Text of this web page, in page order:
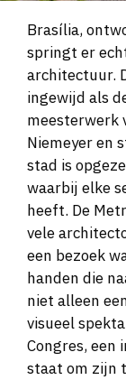
Brasília,
springt er
architectuur.
ingewijd als
meesterwerk
Niemeyer en
stad is
waarbij elke
heeft. De
vele
een bezoek
handen die
niet alleen
visueel
Congres, een
staat om zijn